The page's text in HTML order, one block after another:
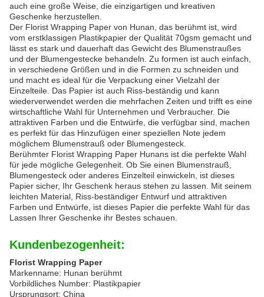
auch eine große Weise, die einzigartigen und kreativen
Geschenke herzustellen.
Der Florist Wrapping Paper von Hunan, das berühmt ist, wird
vom erstklassigen Plastikpapier der Qualität 70gsm gemacht und
lässt es stark und dauerhaft das Gewicht des Blumenstraußes
und der Blumengestecke behandeln. Zu formen ist auch einfach,
in verschiedene Größen und in die Formen zu schneiden und
und macht es ideal für die Verpackung einer Vielzahl der
Einzelteile. Das Papier ist auch Riss-beständig und kann
wiederverwendet werden die mehrfachen Zeiten und trifft es eine
wirtschaftliche Wahl für Unternehmen und Verbraucher. Die
attraktiven Farben und die Entwürfe, die verfügbar sind, machen
es perfekt für das Hinzufügen einer speziellen Note jedem
möglichem Blumenstrauß oder Blumengesteck.
Berühmter Florist Wrapping Paper Hunans ist die perfekte Wahl
für jede mögliche Gelegenheit. Ob Sie einen Blumenstrauß,
Blumengesteck oder anderes Einzelteil einwickeln, ist dieses
Papier sicher, Ihr Geschenk heraus stehen zu lassen. Mit seinem
leichten Material, Riss-beständiger Entwurf und attraktiven
Farben und Entwürfe, ist dieses Papier die perfekte Wahl für das
Lassen Ihrer Geschenke ihr Bestes schauen.
Kundenbezogenheit:
Florist Wrapping Paper
Markenname: Hunan berühmt
Vorbildliches Number: Plastikpapier
Ursprungsort: China